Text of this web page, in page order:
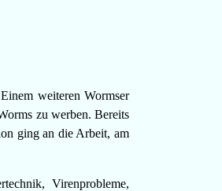
weiteren Wormser
zu werben. Bereits
ging an die Arbeit, am
Virenprobleme,